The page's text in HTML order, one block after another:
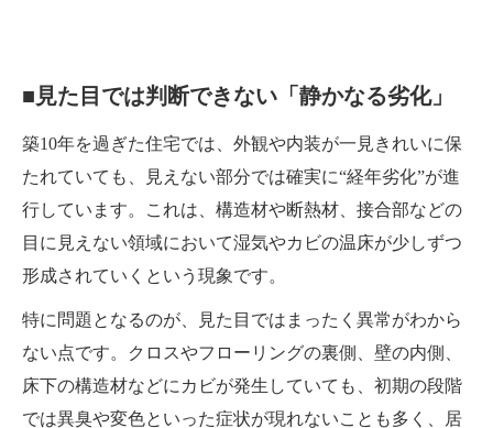
■見た目では判断できない「静かなる劣化」
築10年を過ぎた住宅では、外観や内装が一見きれいに保
たれていても、見えない部分では確実に“経年劣化”が進
行しています。これは、構造材や断熱材、接合部などの
目に見えない領域において湿気やカビの温床が少しずつ
形成されていくという現象です。
特に問題となるのが、見た目ではまったく異常がわから
ない点です。クロスやフローリングの裏側、壁の内側、
床下の構造材などにカビが発生していても、初期の段階
では異臭や変色といった症状が現れないことも多く、居